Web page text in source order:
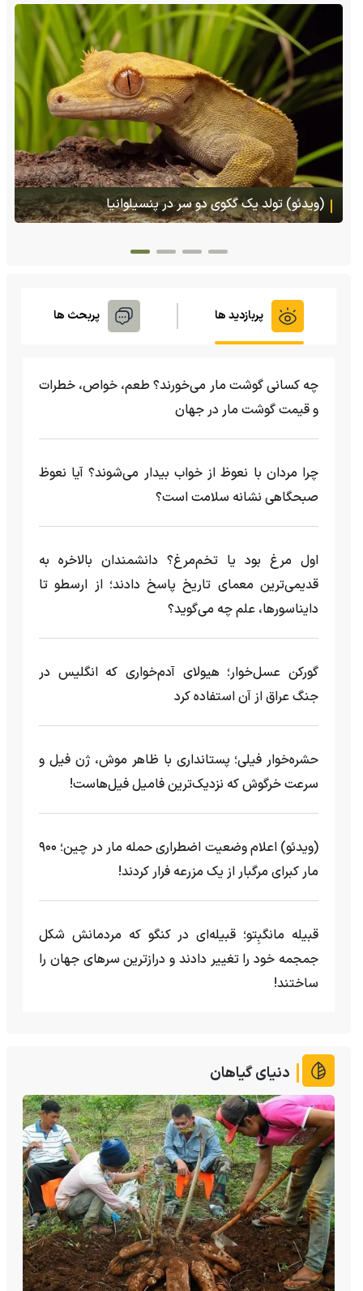
(ویدئو) تصاویر شگفت‌انگیز از مارمولک گلو بادبزنی که
هنگام خطر یک مایع چسبناک از بدنش پرتاب می‌کند
پربازدید ها پربحث ها
چه کسانی گوشت مار می‌خورند؟ طعم، خواص، خطرات
و قیمت گوشت مار در جهان
چرا مردان با نعوظ از خواب بیدار می‌شوند؟ آیا نعوظ
صبحگاهی نشانه سلامت است؟
اول مرغ بود یا تخم‌مرغ؟ دانشمندان بالاخره به
قدیمی‌ترین معمای تاریخ پاسخ دادند؛ از ارسطو تا
دایناسورها، علم چه می‌گوید؟
گورکن عسل‌خوار؛ هیولای آدم‌خواری که انگلیس در
جنگ عراق از آن استفاده کرد
حشره‌خوار فیلی؛ پستانداری با ظاهر موش، ژن فیل و
سرعت خرگوش که نزدیک‌ترین فامیل فیل‌هاست!
(ویدئو) اعلام وضعیت اضطراری حمله مار‌ در چین؛ ۹۰۰
مار کبرای مرگبار از یک مزرعه‌ فرار کردند!
قبیله مانگبِتو؛ قبیله‌ای در کنگو که مردمانش شکل
جمجمه خود را تغییر دادند و درازترین سرهای جهان را
ساختند!
دنیای گیاهان